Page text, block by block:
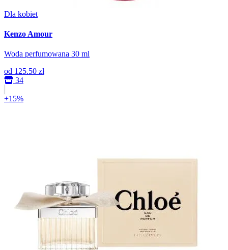
Dla kobiet
Kenzo Amour
Woda perfumowana 30 ml
od 125.50 zł
34
+15%